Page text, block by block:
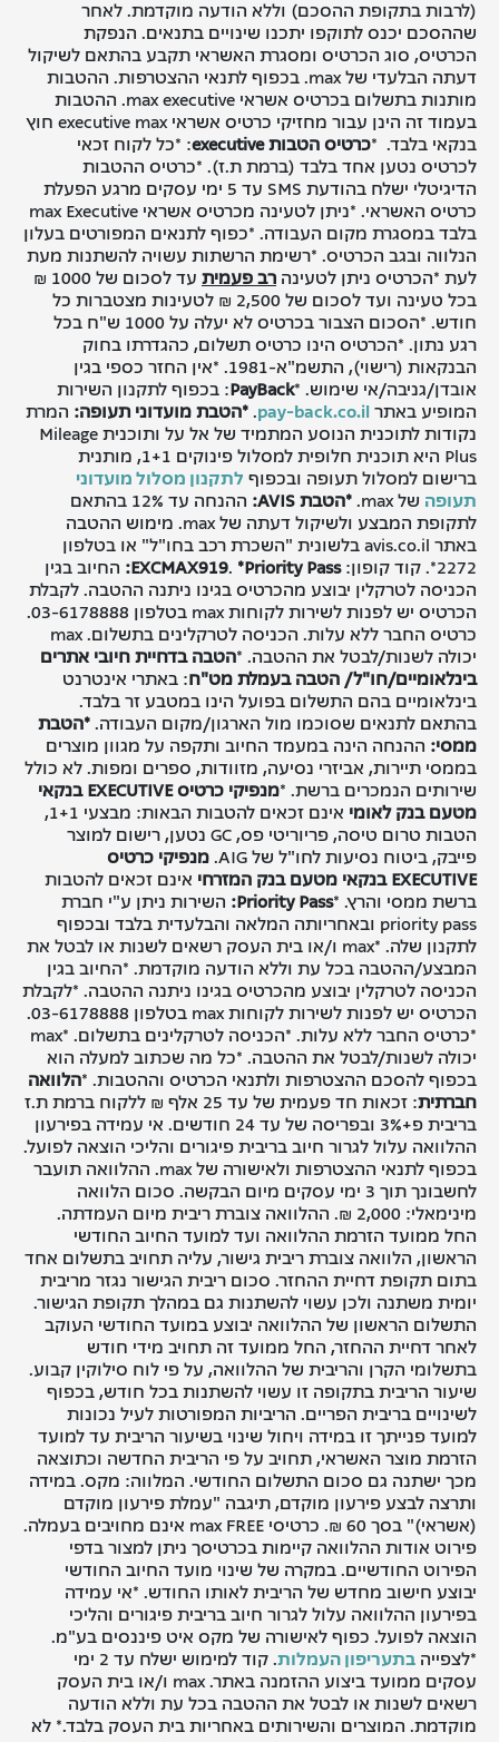
(לרבות בתקופת ההסכם) וללא הודעה מוקדמת. לאחר
שההסכם יכנס לתוקפו יתכנו שינויים בתנאים. הנפקת
הכרטיס, סוג הכרטיס ומסגרת האשראי תקבע בהתאם לשיקול
דעתה הבלעדי של max. בכפוף לתנאי ההצטרפות. ההטבות
מותנות בתשלום בכרטיס אשראי max executive. ההטבות
בעמוד זה הינן עבור מחזיקי כרטיס אשראי executive max
חוץ
בנקאי בלבד. *כרטיס הטבות executive
: *כל לקוח זכאי
לכרטיס נטען אחד בלבד (ברמת ת.ז). *כרטיס ההטבות
הדיגיטלי ישלח בהודעת SMS
עד 5 ימי עסקים מרגע הפעלת
כרטיס האשראי. *ניתן לטעינה מכרטיס אשראי
בלבד במסגרת מקום העבודה. *כפוף לתנאים המפורטים בעלון
הנלווה ובגב הכרטיס. *רשימת הרשתות עשויה להשתנות מעת
לעת *הכרטיס ניתן לטעינה רב פעמית
עד לסכום של 1000 ₪
בכל טעינה ועד לסכום של 2,500 ₪ לטעינות מצטברות כל
חודש. *הסכום הצבור בכרטיס לא יעלה על 1000 ש"ח בכל
רגע נתון. *הכרטיס הינו כרטיס תשלום, כהגדרתו בחוק
הבנקאות (רישוי), התשמ"א-1981. *אין החזר כספי בגין
אובדן/גניבה/אי שימוש. *
PayBack: בכפוף לתקנון השירות
המופיע באתרpay-back.co.il
.*הטבת מועדוני תעופה: המרת
נקודות לתוכנית הנוסע המתמיד של אל על ותוכנית Mileage
Plus היא תוכנית חלופית למסלול פינוקים 1+1, מותנית
ברישום למסלול תעופה ובכפוף לתקנון מסלול מועדוני
תעופה של max. *הטבת AVIS:
ההנחה עד 12% בהתאם
לתקופת המבצע ולשיקול דעתה של max. מימוש ההטבה
באתר avis.co.il בלשונית "השכרת רכב בחו"ל" או בטלפון
2272*. קוד קופון:
EXCMAX919. *Priority Pass:
החיוב בגין
הכניסה לטרקלין יבוצע מהכרטיס בגינו ניתנה ההטבה. לקבלת
הכרטיס יש לפנות לשירות לקוחות max בטלפון 03-6178888.
כרטיס החבר ללא עלות. הכניסה לטרקלינים בתשלום. max
יכולה לשנות/לבטל את ההטבה. *הטבה בדחיית חיובי אתרים
בינלאומיים/חו"ל/ הטבה בעמלת מט"ח: באתרי אינטרנט
בינלאומיים בהם התשלום בפועל הינו במטבע זר בלבד.
בהתאם לתנאים שסוכמו מול הארגון/מקום העבודה.*הטבת
ממסי: ההנחה הינה במעמד החיוב ותקפה על מגוון מוצרים
בממסי תיירות, אביזרי נסיעה, מזוודות, ספרים ומפות. לא כולל
שירותים הנמכרים ברשת. *מנפיקי כרטיסEXECUTIVE
בנקאי
מטעם בנק לאומי
אינם זכאים להטבות הבאות: מבצעי 1+1,
הטבות טרום טיסה, פריוריטי פס, GC
נטען, רישום למוצר
פייבק, ביטוח נסיעות לחו"ל שלAIG
.מנפיקי כרטיס
EXECUTIVEבנקאי מטעם בנק המזרחי אינם זכאים להטבות
ברשת ממסי והרץ. *Priority Pass: השירות ניתן ע"י חברת
priority pass ובאחריותה המלאה והבלעדית בלבד ובכפוף
לתקנון שלה. *max ו/או בית העסק רשאים לשנות או לבטל את
המבצע/ההטבה בכל עת וללא הודעה מוקדמת. *החיוב בגין
הכניסה לטרקלין יבוצע מהכרטיס בגינו ניתנה ההטבה. *לקבלת
הכרטיס יש לפנות לשירות לקוחות max בטלפון 03-6178888.
*כרטיס החבר ללא עלות. *הכניסה לטרקלינים בתשלום. *max
יכולה לשנות/לבטל את ההטבה. *כל מה שכתוב למעלה הוא
בכפוף להסכם ההצטרפות ולתנאי הכרטיס וההטבות. *הלוואה
חברתית
: זכאות חד פעמית של עד 25 אלף ₪ ללקוח ברמת ת.ז
בריבית פ+3% ובפריסה של עד 24 חודשים. אי עמידה בפירעון
ההלוואה עלול לגרור חיוב בריבית פיגורים והליכי הוצאה לפועל.
בכפוף לתנאי ההצטרפות ולאישורה של max. ההלוואה תועבר
לחשבונך תוך 3 ימי עסקים מיום הבקשה. סכום הלוואה
מינימאלי: 2,000 ₪. ההלוואה צוברת ריבית מיום העמדתה.
החל ממועד הזרמת ההלוואה ועד למועד החיוב החודשי
הראשון, הלוואה צוברת ריבית גישור, עליה תחויב בתשלום אחד
בתום תקופת דחיית ההחזר. סכום ריבית הגישור נגזר מריבית
יומית משתנה ולכן עשוי להשתנות גם במהלך תקופת הגישור.
התשלום הראשון של ההלוואה יבוצע במועד החודשי העוקב
לאחר דחיית ההחזר, החל ממועד זה תחויב מידי חודש
בתשלומי הקרן והריבית של ההלוואה, על פי לוח סילוקין קבוע.
שיעור הריבית בתקופה זו עשוי להשתנות בכל חודש, בכפוף
לשינויים בריבית הפריים. הריביות המפורטות לעיל נכונות
למועד פנייתך זו במידה ויחול שינוי בשיעור הריבית עד למועד
הזרמת מוצר האשראי, תחויב על פי הריבית החדשה וכתוצאה
מכך ישתנה גם סכום התשלום החודשי. המלווה: מקס. במידה
ותרצה לבצע פירעון מוקדם, תיגבה "עמלת פירעון מוקדם
(אשראי)" בסך 60 ₪. כרטיסי max FREE אינם מחויבים בעמלה.
פירוט אודות ההלוואה קיימות בכרטיסך ניתן למצור בדפי
הפירוט החודשיים. במקרה של שינוי מועד החיוב החודשי
יבוצע חישוב מחדש של הריבית לאותו החודש. *אי עמידה
בפירעון ההלוואה עלול לגרור חיוב בריבית פיגורים והליכי
הוצאה לפועל. כפוף לאישורה של מקס איט פיננסים בע"מ.
*לצפייה בתעריפון העמלות
. קוד למימוש ישלח עד 2 ימי
עסקים ממועד ביצוע ההזמנה באתר. max ו/או בית העסק
רשאים לשנות או לבטל את ההטבה בכל עת וללא הודעה
מוקדמת. המוצרים והשירותים באחריות בית העסק בלבד.* לא